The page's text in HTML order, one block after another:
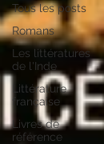
Tous les posts
Romans
Les littératures
de l'Inde
Littérature
française
Livres de
référence